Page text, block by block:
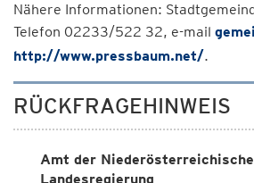
Nähere Informationen:
Telefon 02233/522 32, e-mail
http://www.pressbaum.net/.
RÜCKFRAGEHINWEIS
Amt der
Landesregierung